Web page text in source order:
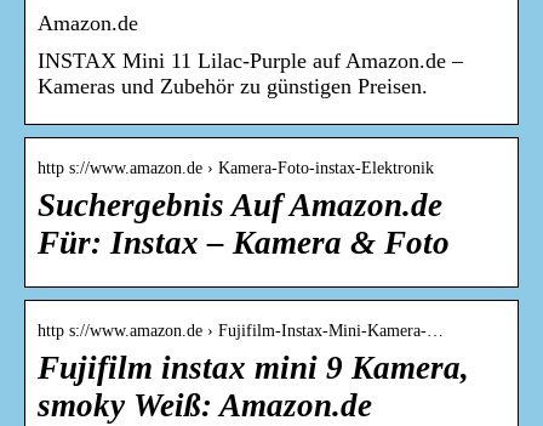
Amazon.de
INSTAX Mini 11 Lilac-Purple auf Amazon.de –
Kameras und Zubehör zu günstigen Preisen.
http s://www.amazon.de › Kamera-Foto-instax-Elektronik
Suchergebnis Auf Amazon.de
Für: Instax – Kamera & Foto
http s://www.amazon.de › Fujifilm-Instax-Mini-Kamera-…
Fujifilm instax mini 9 Kamera,
smoky Weiß: Amazon.de